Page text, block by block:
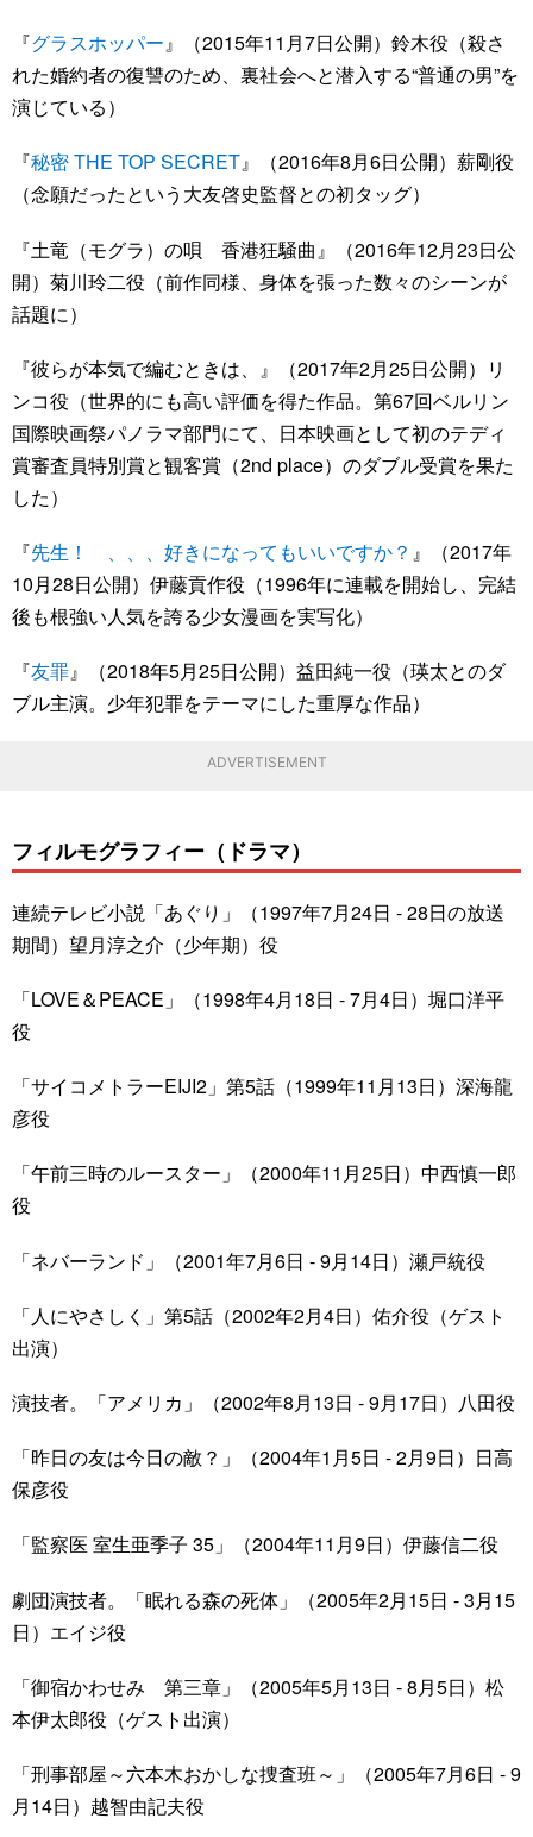
『グラスホッパー』（2015年11月7日公開）鈴木役（殺さ
れた婚約者の復讐のため、裏社会へと潜入する“普通の男”を
演じている）
『秘密 THE TOP SECRET』（2016年8月6日公開）薪剛役
（念願だったという大友啓史監督との初タッグ）
『土竜（モグラ）の唄 香港狂騒曲』（2016年12月23日公
開）菊川玲二役（前作同様、身体を張った数々のシーンが
話題に）
『彼らが本気で編むときは、』（2017年2月25日公開）リ
ンコ役（世界的にも高い評価を得た作品。第67回ベルリン
国際映画祭パノラマ部門にて、日本映画として初のテディ
賞審査員特別賞と観客賞（2nd place）のダブル受賞を果た
した）
『先生！ 、、、好きになってもいいですか？ 』（2017年
10月28日公開）伊藤貢作役（1996年に連載を開始し、完結
後も根強い人気を誇る少女漫画を実写化）
『友罪』（2018年5月25日公開）益田純一役（瑛太とのダ
ブル主演。少年犯罪をテーマにした重厚な作品）
ADVERTISEMENT
フィルモグラフィー（ドラマ）
連続テレビ小説「あぐり」（1997年7月24日 - 28日の放送
期間）望月淳之介（少年期）役
「LOVE＆PEACE」（1998年4月18日 - 7月4日）堀口洋平
役
「サイコメトラーEIJI2」第5話（1999年11月13日）深海龍
彦役
「午前三時のルースター」（2000年11月25日）中西慎一郎
役
「ネバーランド」（2001年7月6日 - 9月14日）瀬戸統役
「人にやさしく」第5話（2002年2月4日）佑介役（ゲスト
出演）
演技者。「アメリカ」（2002年8月13日 - 9月17日）八田役
「昨日の友は今日の敵？」（2004年1月5日 - 2月9日）日高
保彦役
「監察医 室生亜季子 35」（2004年11月9日）伊藤信二役
劇団演技者。「眠れる森の死体」（2005年2月15日 - 3月15
日）エイジ役
「御宿かわせみ 第三章」（2005年5月13日 - 8月5日）松
本伊太郎役（ゲスト出演）
「刑事部屋～六本木おかしな捜査班～」（2005年7月6日 - 9
月14日）越智由記夫役